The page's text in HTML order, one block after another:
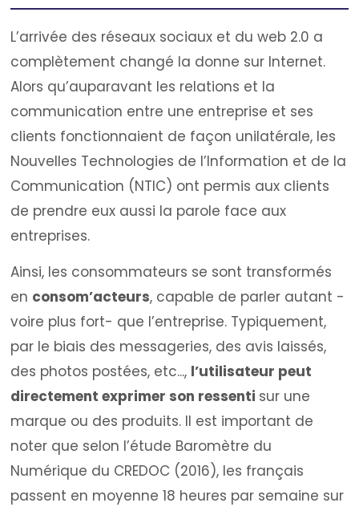
L’arrivée des réseaux sociaux et du web 2.0 a
complètement changé la donne sur Internet.
Alors qu’auparavant les relations et la
communication entre une entreprise et ses
clients fonctionnaient de façon unilatérale, les
Nouvelles Technologies de l’Information et de la
Communication (NTIC) ont permis aux clients
de prendre eux aussi la parole face aux
entreprises.
Ainsi, les consommateurs se sont transformés
en consom’acteurs, capable de parler autant -
voire plus fort- que l’entreprise. Typiquement,
par le biais des messageries, des avis laissés,
des photos postées, etc..., l’utilisateur peut
directement exprimer son ressenti sur une
marque ou des produits. Il est important de
noter que selon l’étude Baromètre du
Numérique du CREDOC (2016), les français
passent en moyenne 18 heures par semaine sur